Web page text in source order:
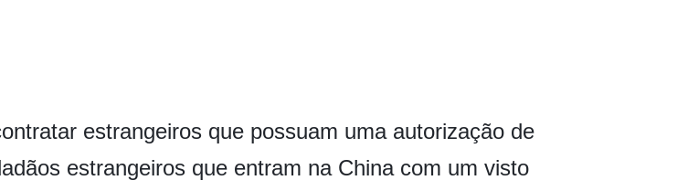
estrangeiros que possuam uma autorização de
estrangeiros que entram na China com um visto